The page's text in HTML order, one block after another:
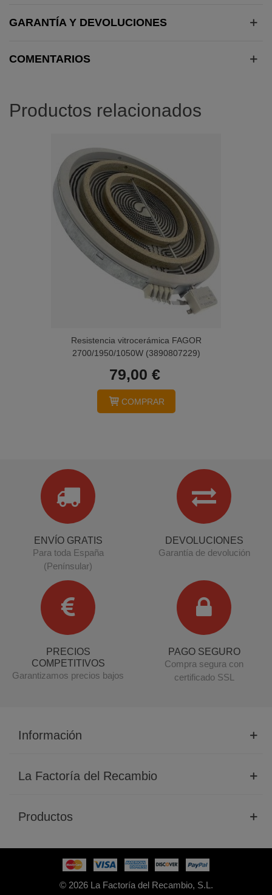
GARANTÍA Y DEVOLUCIONES
COMENTARIOS
Productos relacionados
Resistencia vitrocerámica FAGOR
2700/1950/1050W (3890807229)
79,00 €
COMPRAR
ENVÍO GRATIS
Para toda España
(Penínsular)
DEVOLUCIONES
Garantía de devolución
PRECIOS
COMPETITIVOS
Garantizamos precios bajos
PAGO SEGURO
Compra segura con
certificado SSL
Información
La Factoría del Recambio
Productos
© 2026 La Factoría del Recambio, S.L.